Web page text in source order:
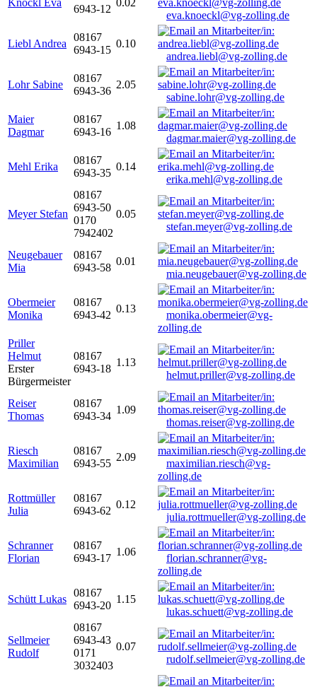
Knöckl Eva
6943-12
0.02
eva.knoeckl@vg-zolling.de
Liebl Andrea
08167
6943-15
0.10
andrea.liebl@vg-zolling.de
Lohr Sabine
08167
6943-36
2.05
sabine.lohr@vg-zolling.de
Maier
Dagmar
08167
6943-16
1.08
dagmar.maier@vg-zolling.de
Mehl Erika
08167
6943-35
0.14
erika.mehl@vg-zolling.de
Meyer Stefan
08167
6943-50
0170
7942402
0.05
stefan.meyer@vg-zolling.de
Neugebauer
Mia
08167
6943-58
0.01
mia.neugebauer@vg-zolling.de
Obermeier
Monika
08167
6943-42
0.13
monika.obermeier@vg-
zolling.de
Priller
Helmut
Erster
Bürgermeister
08167
6943-18
1.13
helmut.priller@vg-zolling.de
Reiser
Thomas
08167
6943-34
1.09
thomas.reiser@vg-zolling.de
Riesch
Maximilian
08167
6943-55
2.09
maximilian.riesch@vg-
zolling.de
Rottmüller
Julia
08167
6943-62
0.12
julia.rottmueller@vg-zolling.de
Schranner
Florian
08167
6943-17
1.06
florian.schranner@vg-
zolling.de
Schütt Lukas
08167
6943-20
1.15
lukas.schuett@vg-zolling.de
Sellmeier
Rudolf
08167
6943-43
0171
3032403
0.07
rudolf.sellmeier@vg-zolling.de